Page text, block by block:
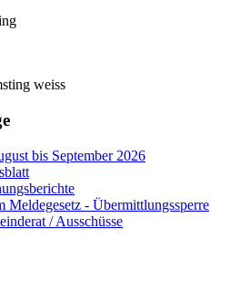
bis September 2026
Meldegesetz - Übermittlungssperre
/ Ausschüsse